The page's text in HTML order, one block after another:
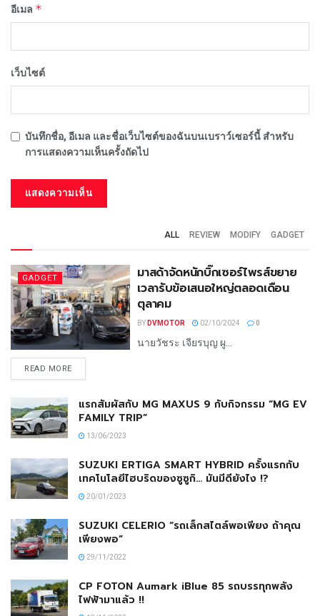
อีเมล *
เว็บไซต์
บันทึกชื่อ, อีเมล และชื่อเว็บไซต์ของฉันบนเบราว์เซอร์นี้ สำหรับ
การแสดงความเห็นครั้งถัดไป
ALL REVIEW MODIFY GADGET
GADGET
มาสด้าจัดหนักบิ๊กเซอร์ไพรส์ขยาย
เวลารับข้อเสนอใหญ่ตลอดเดือน
ตุลาคม
BY DVMOTOR 02/10/2024 0
นายวัชระ เจียรบุญ ผู...
READ MORE
แรกสัมผัสกับ MG MAXUS 9 กับกิจกรรม “MG EV
FAMILY TRIP”
13/06/2023
SUZUKI ERTIGA SMART HYBRID ครั้งแรกกับ
เทคโนโลยีไฮบริดของซูซูกิ… มันมีดียังไง !?
20/01/2023
SUZUKI CELERIO “รถเล็กสไตล์พอเพียง ถ้าคุณ
เพียงพอ”
29/11/2022
CP FOTON Aumark iBlue 85 รถบรรทุกพลัง
ไฟฟ้ามาแล้ว !!